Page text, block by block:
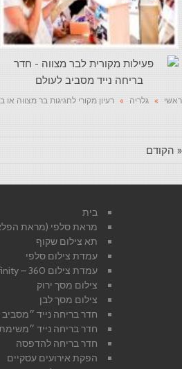
ראשי » גלריה » רעיון מקורי לחגיגות בר מצווה
« הקודם
בית
מראת סלפי (מראת
תא צילום שקוף
עמדת צילום סלפי
עמדת צילום 360 – Infinity
צילום מסך ירוק
צילום מסך לבן
חדר בריחה נייד
חדר בריחה נייד ״משימת
חדר בריחה להדפסה
הפקת אירועים עסקיים